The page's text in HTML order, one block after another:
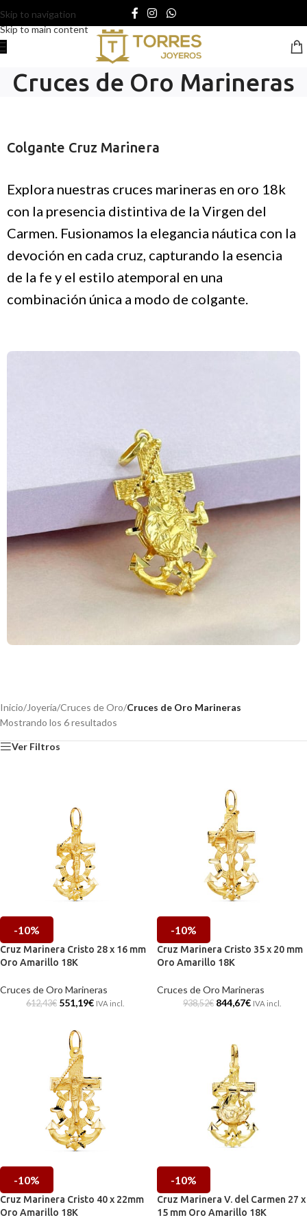
Skip to navigation
Skip to main content
Cruces de Oro Marineras
Colgante Cruz Marinera
Explora nuestras cruces marineras en oro 18k
con la presencia distintiva de la Virgen del
Carmen. Fusionamos la elegancia náutica con la
devoción en cada cruz, capturando la esencia
de la fe y el estilo atemporal en una
combinación única a modo de colgante.
Inicio/Joyería/Cruces de Oro/Cruces de Oro Marineras
Mostrando los 6 resultados
Ver Filtros
-10%
Cruz Marinera Cristo 28 x 16 mm
Oro Amarillo 18K
Cruces de Oro Marineras
612,43€ 551,19€ IVA incl.
-10%
Cruz Marinera Cristo 35 x 20 mm
Oro Amarillo 18K
Cruces de Oro Marineras
938,52€ 844,67€ IVA incl.
-10%
Cruz Marinera Cristo 40 x 22mm
Oro Amarillo 18K
-10%
Cruz Marinera V. del Carmen 27 x
15 mm Oro Amarillo 18K